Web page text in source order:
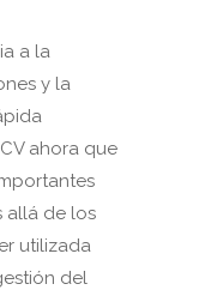
a la
y la
ahora que
allá de los
utilizada
del